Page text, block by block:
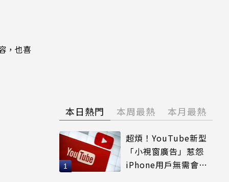
，也喜
本日熱門 本周最熱 本月最熱
超煩！YouTube新型
「小視窗廣告」惹怨
iPhone用戶無需會員